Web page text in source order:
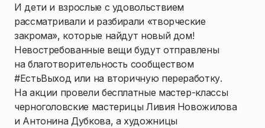
И дети и взрослые с удовольствием
рассматривали и разбирали «творческие
закрома», которые найдут новый дом!
Невостребованные вещи будут отправлены
на благотворительность сообществом
#ЕстьВыход или на вторичную переработку.
На акции провели бесплатные мастер-классы
черноголовские мастерицы Ливия Новожилова
и Антонина Дубкова, а художницы